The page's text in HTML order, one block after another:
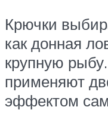
Крючки
как донная
крупную
применяют
эффектом